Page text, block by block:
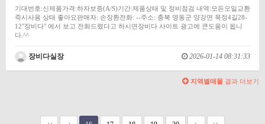
기대번호:신제품가격:하자보증(A/S)기간:제품상태 및 정비점검 내역:모든오일교환
즉시사용 상태 좋아요판매자: 손장환전화: --주소: 충북 영동군 양강면 묵정4길28-
12"장비다" 에서 보고 전화드렸다고 하시면장비다 사이트 광고에 큰도움이 됩니
다.^^
장비다실장 2026-01-14 08:31:33
지역별매물 결과 더보기